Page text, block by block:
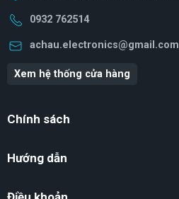
0932 762514
achau.electronics@gmail.com
Xem hệ thống cửa hàng
Chính sách
Hướng dẫn